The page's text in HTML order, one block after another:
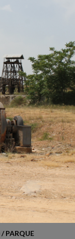
/ PARQUE